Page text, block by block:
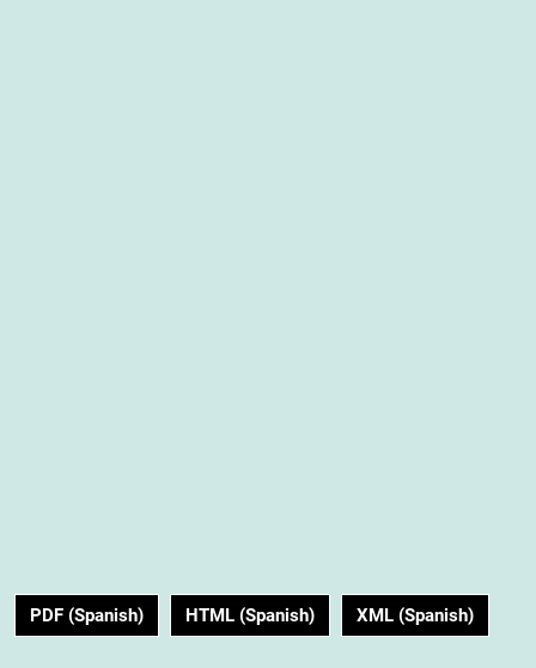
PDF (Spanish) HTML (Spanish) XML (Spanish)